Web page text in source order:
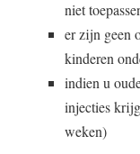
niet
er zijn geen
kinderen
indien u
injecties
weken)